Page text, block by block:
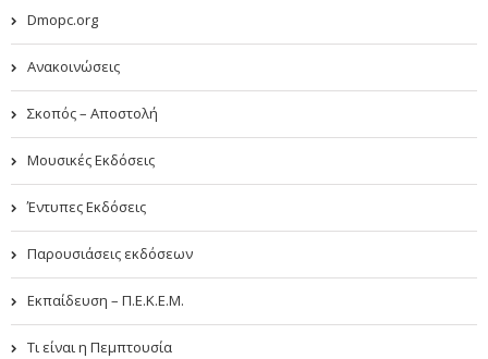
Dmopc.org
Ανακοινώσεις
Σκοπός – Αποστολή
Μουσικές Εκδόσεις
Έντυπες Εκδόσεις
Παρουσιάσεις εκδόσεων
Εκπαίδευση – Π.Ε.Κ.Ε.Μ.
Τι είναι η Πεμπτουσία